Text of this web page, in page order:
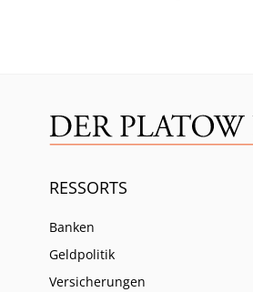
RESSORTS
Banken
Geldpolitik
Versicherungen